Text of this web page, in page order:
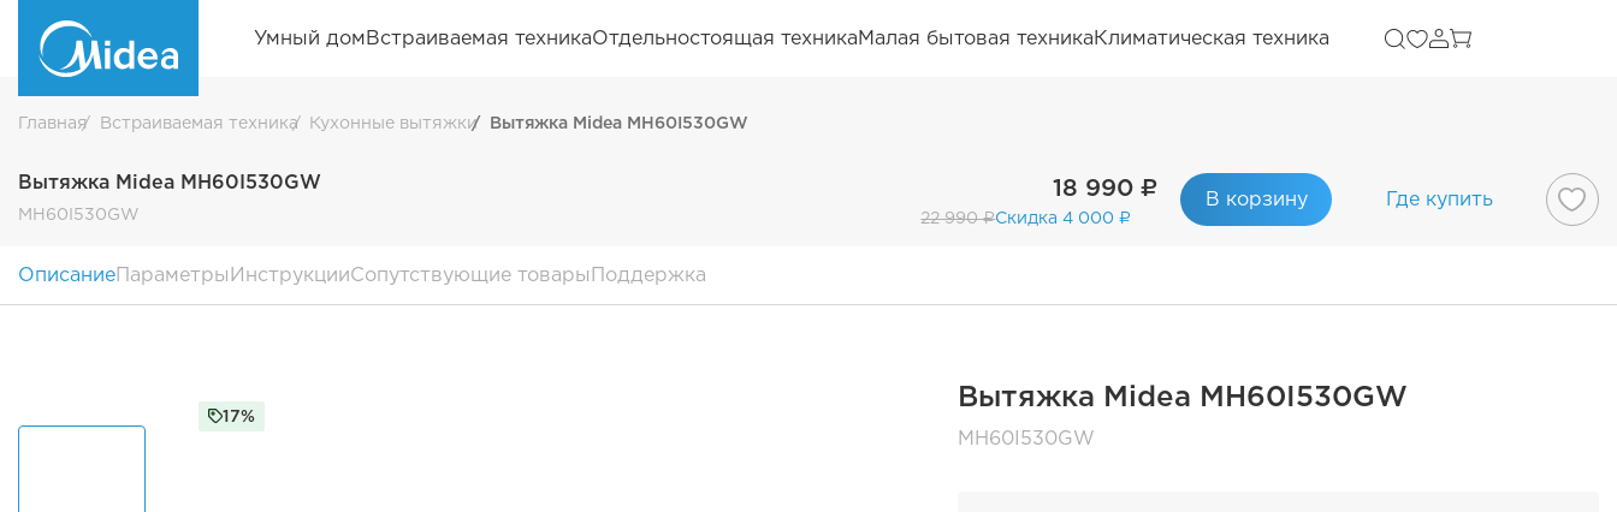
Умный домВстраиваемая техникаОтдельностоящая техникаМалая бытовая техникаКлиматическая техника
Главная Встраиваемая техника Кухонные вытяжки Вытяжка Midea MH60I530GW
Вытяжка Midea MH60I530GW
MH60I530GW
18 990 ₽
22 990 ₽Скидка 4 000 ₽
В корзину Где купить
ОписаниеПараметрыИнструкцииСопутствующие товарыПоддержка
17%
Вытяжка Midea MH60I530GW
MH60I530GW